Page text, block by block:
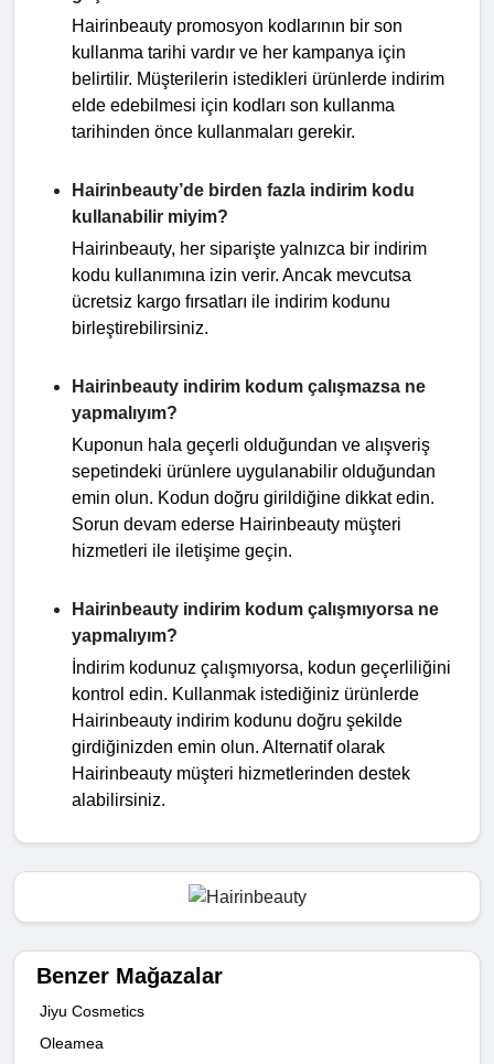
Hairinbeauty promosyon kodlarının bir son
kullanma tarihi vardır ve her kampanya için
belirtilir. Müşterilerin istedikleri ürünlerde indirim
elde edebilmesi için kodları son kullanma
tarihinden önce kullanmaları gerekir.
Hairinbeauty’de birden fazla indirim kodu
kullanabilir miyim?
Hairinbeauty, her siparişte yalnızca bir indirim
kodu kullanımına izin verir. Ancak mevcutsa
ücretsiz kargo fırsatları ile indirim kodunu
birleştirebilirsiniz.
Hairinbeauty indirim kodum çalışmazsa ne
yapmalıyım?
Kuponun hala geçerli olduğundan ve alışveriş
sepetindeki ürünlere uygulanabilir olduğundan
emin olun. Kodun doğru girildiğine dikkat edin.
Sorun devam ederse Hairinbeauty müşteri
hizmetleri ile iletişime geçin.
Hairinbeauty indirim kodum çalışmıyorsa ne
yapmalıyım?
İndirim kodunuz çalışmıyorsa, kodun geçerliliğini
kontrol edin. Kullanmak istediğiniz ürünlerde
Hairinbeauty indirim kodunu doğru şekilde
girdiğinizden emin olun. Alternatif olarak
Hairinbeauty müşteri hizmetlerinden destek
alabilirsiniz.
Benzer Mağazalar
Jiyu Cosmetics
Oleamea